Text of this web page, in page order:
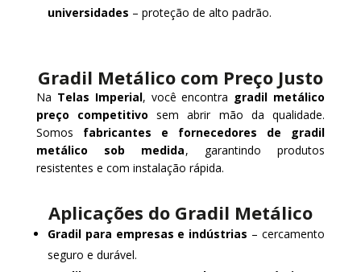
universidades – proteção de alto padrão.
Gradil Metálico com Preço Justo
Na Telas Imperial, você encontra gradil metálico
preço competitivo sem abrir mão da qualidade.
Somos fabricantes e fornecedores de gradil
metálico sob medida, garantindo produtos
resistentes e com instalação rápida.
Aplicações do Gradil Metálico
Gradil para empresas e indústrias – cercamento
seguro e durável.